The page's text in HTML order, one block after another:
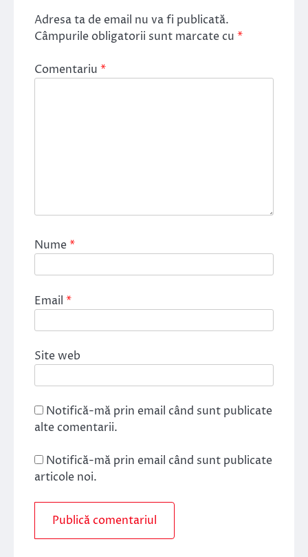
Adresa ta de email nu va fi publicată.
Câmpurile obligatorii sunt marcate cu *
Comentariu *
Nume*
Email *
Site web
Notifică-mă prin email când sunt publicate
alte comentarii.
Notifică-mă prin email când sunt publicate
articole noi.